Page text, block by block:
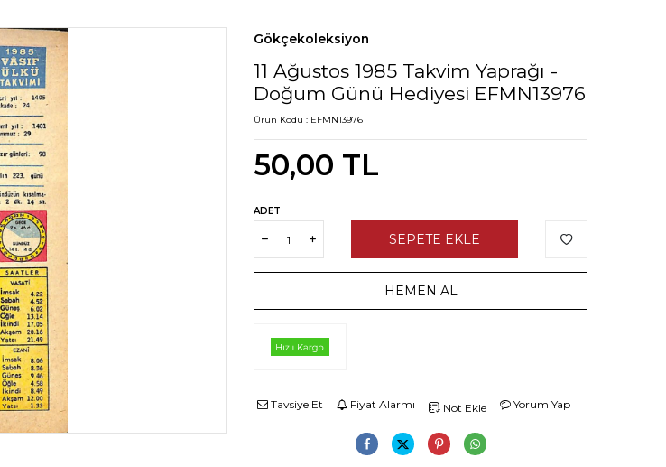
Gökçekoleksiyon
11 Ağustos 1985 Takvim Yaprağı -
Doğum Günü Hediyesi EFMN13976
Ürün Kodu : EFMN13976
50,00 TL
ADET
SEPETE EKLE
HEMEN AL
Tavsiye Et Fiyat Alarmı Not Ekle Yorum Yap